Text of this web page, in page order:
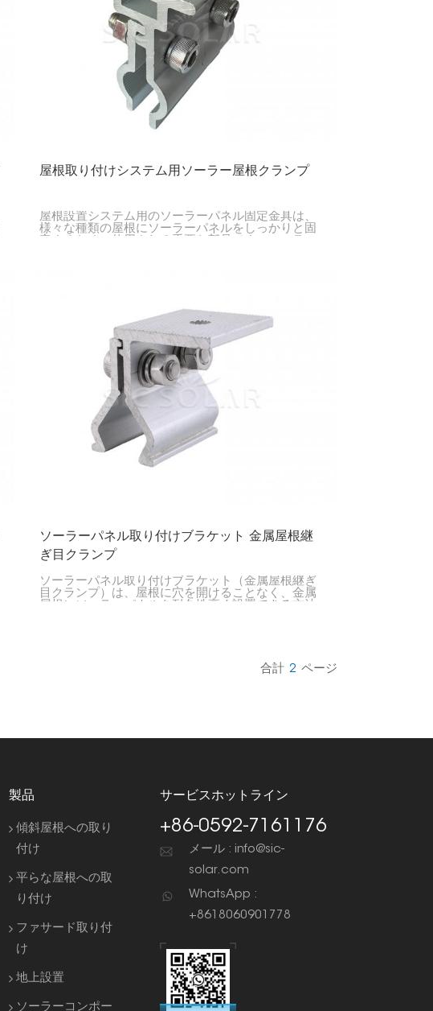
屋根取り付けシステム用ソーラー屋根クランプ
屋根設置システム用のソーラーパネル固定金具は、
様々な種類の屋根にソーラーパネルをしっかりと固
ソーラーパネル取り付けブラケット 金属屋根継
ぎ目クランプ
ソーラーパネル取り付けブラケット（金属屋根継ぎ
目クランプ）は、屋根に穴を開けることなく、金属
合計 2 ページ
製品
傾斜屋根への取り
付け
平らな屋根への取
り付け
ファサード取り付
け
地上設置
ソーラーコンポー
サービスホットライン
+86-0592-7161176
メール : info@sic-
solar.com
WhatsApp :
+8618060901778